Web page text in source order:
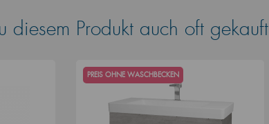
diesem Produkt auch oft gekauft
PREIS OHNE WASCHBECKEN